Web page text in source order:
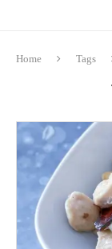
Home Tags